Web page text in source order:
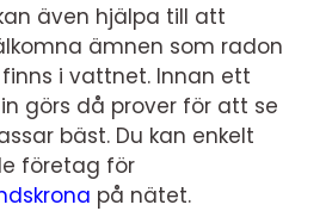
även hjälpa till att
ämnen som radon
i vattnet. Innan ett
görs då prover för att se
bäst. Du kan enkelt
företag för
på nätet.